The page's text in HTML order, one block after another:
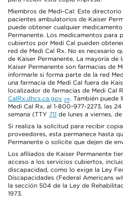
Miembros de Medi-Cal: Este
pacientes ambulatorios de Kaiser
puede obtener cualquier
Permanente. Los medicamentos para
cubiertos por Medi Cal pueden
red de Medi Cal Rx. No es necesario
de Kaiser Permanente. La mayoría de
Kaiser Permanente son farmacias de
informarle si forma parte de la red
una farmacia de Medi Cal fuera de
localizador de farmacias de Medi Cal
CalRx.dhcs.ca.gov
. También puede
Medi Cal Rx, al 1-800-977-2273, las
semana (TTY 711 de lunes a viernes,
Si realiza la solicitud para recibir
proveedores, esta permanece hasta
Permanente o solicite que dejen de
Los afiliados de Kaiser Permanente
acceso a los servicios cubiertos,
discapacidad, como lo exige la Ley
Discapacidades (Federal Americans
la sección 504 de la Ley de
1973.